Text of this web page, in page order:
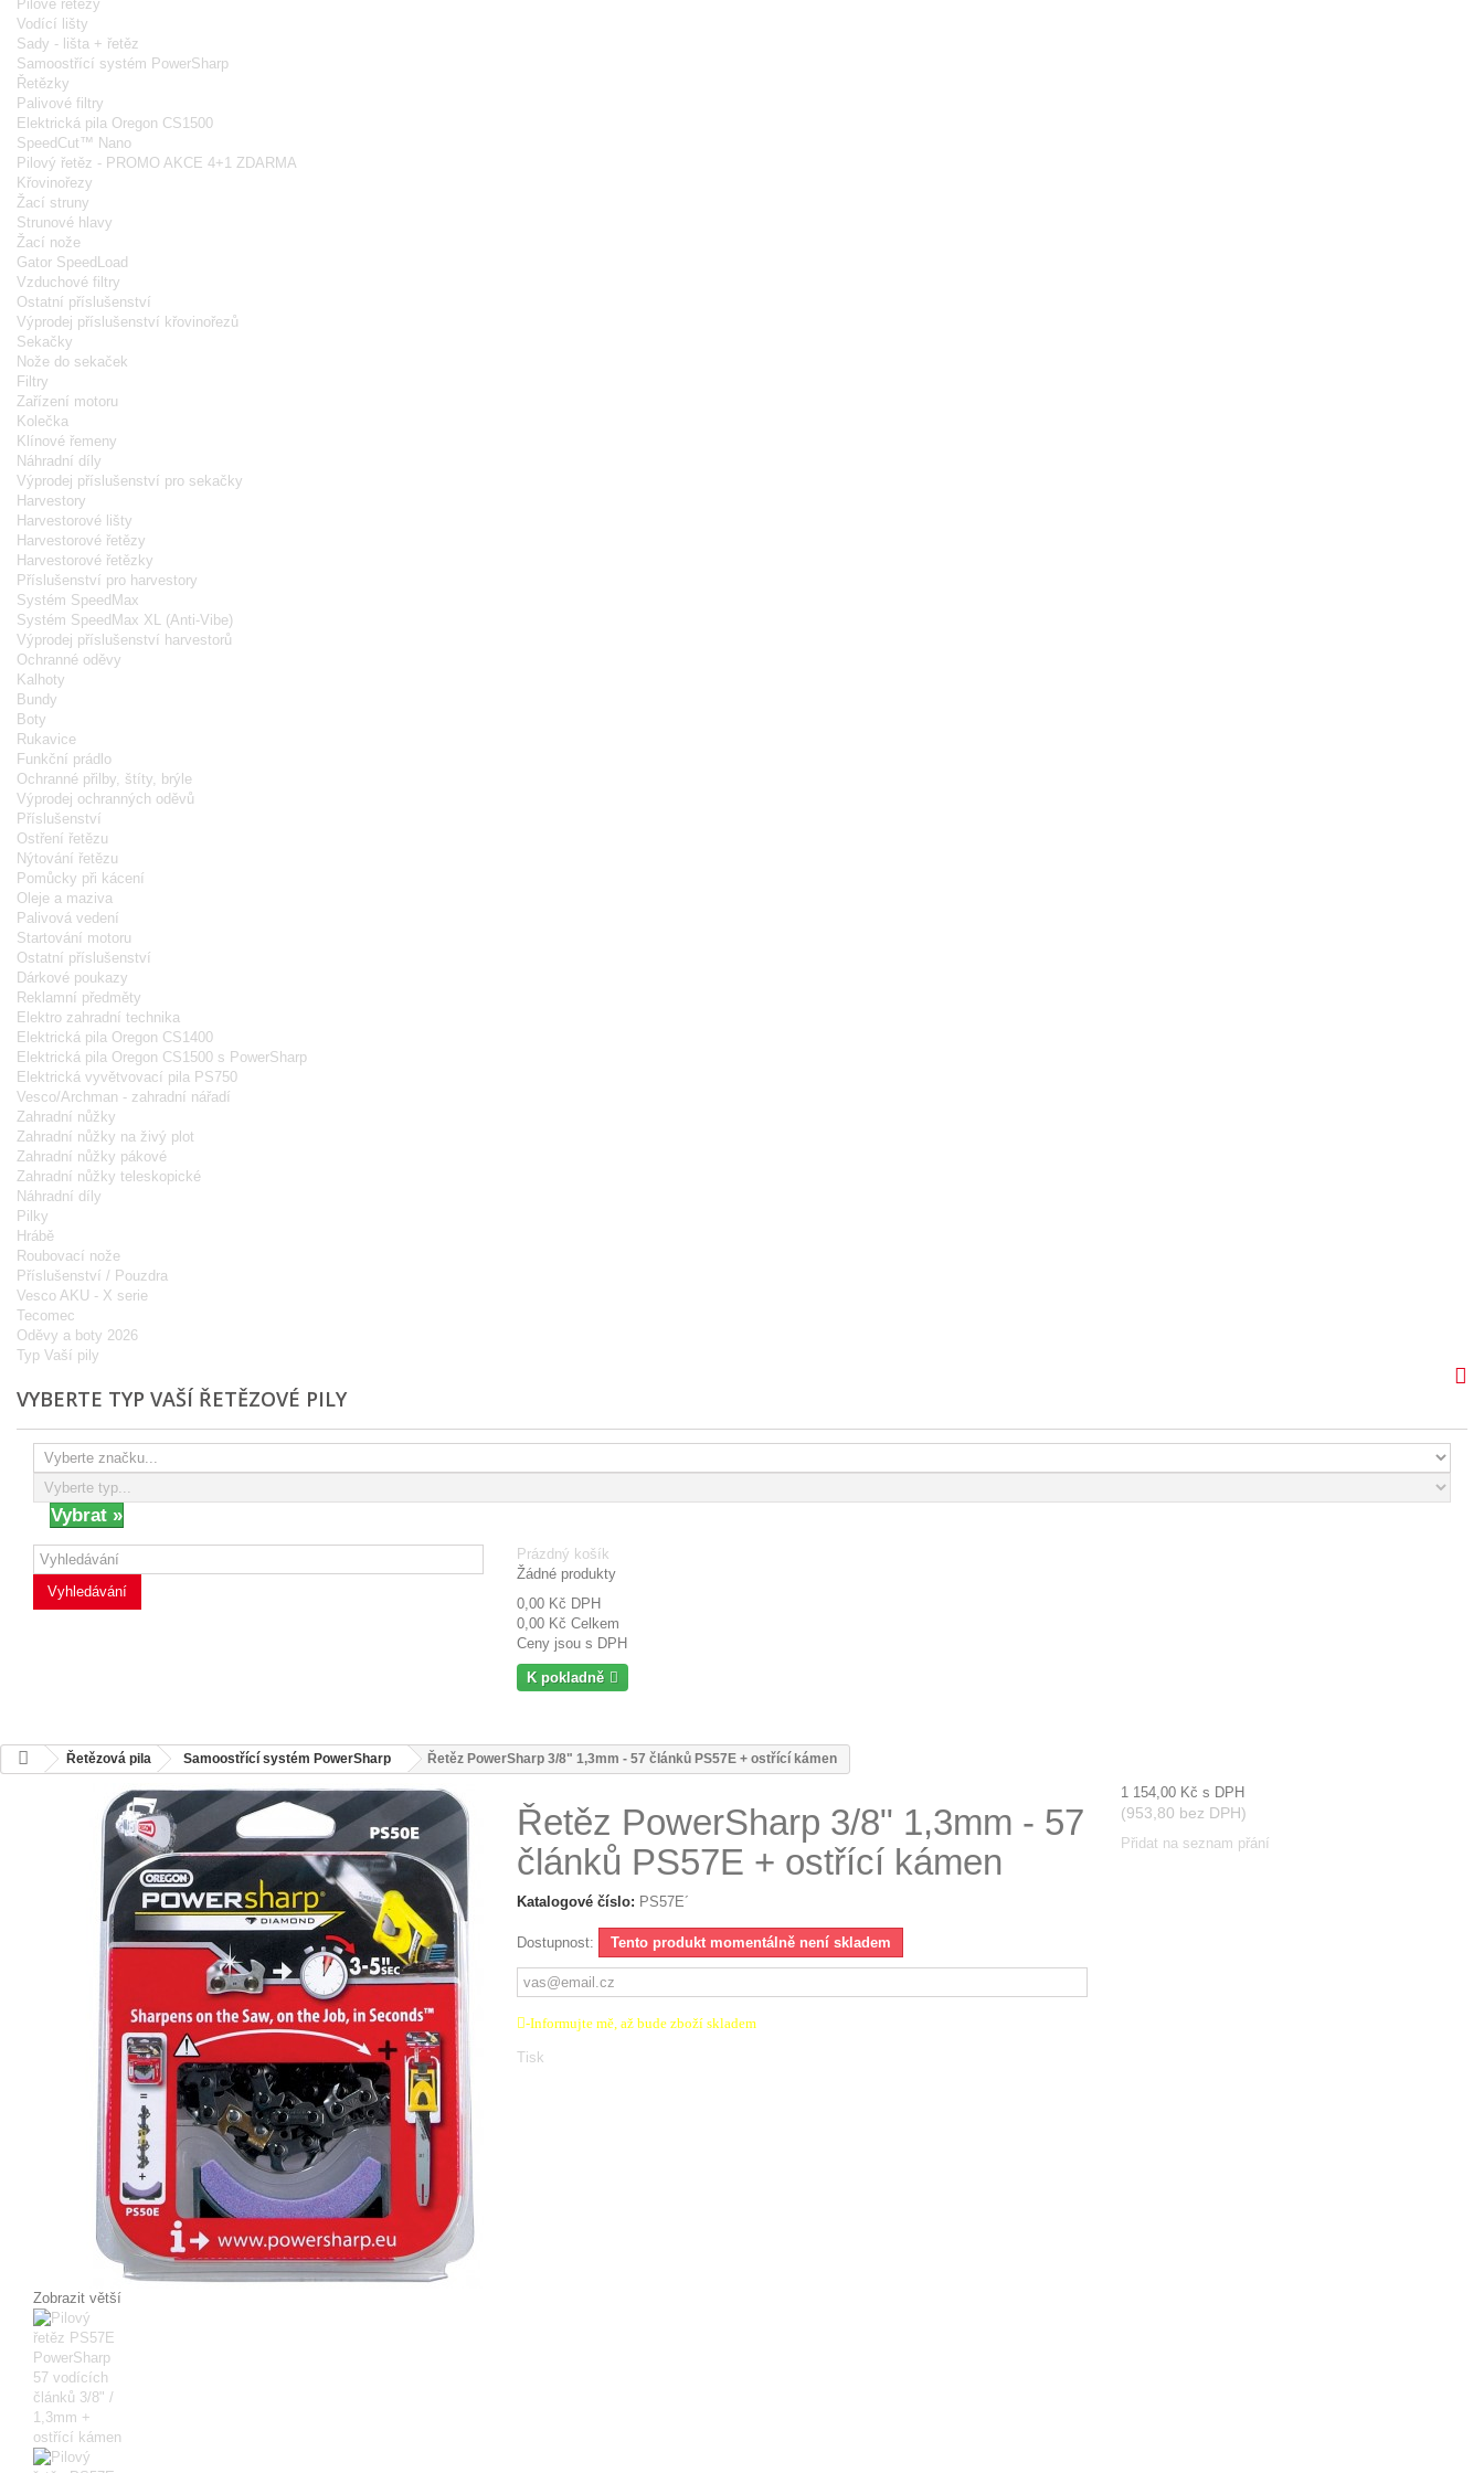
Pilové řetězy
Vodící lišty
Sady - lišta + řetěz
Samoostřící systém PowerSharp
Řetězky
Palivové filtry
Elektrická pila Oregon CS1500
SpeedCut™ Nano
Pilový řetěz - PROMO AKCE 4+1 ZDARMA
Křovinořezy
Žací struny
Strunové hlavy
Žací nože
Gator SpeedLoad
Vzduchové filtry
Ostatní příslušenství
Výprodej příslušenství křovinořezů
Sekačky
Nože do sekaček
Filtry
Zařízení motoru
Kolečka
Klínové řemeny
Náhradní díly
Výprodej příslušenství pro sekačky
Harvestory
Harvestorové lišty
Harvestorové řetězy
Harvestorové řetězky
Příslušenství pro harvestory
Systém SpeedMax
Systém SpeedMax XL (Anti-Vibe)
Výprodej příslušenství harvestorů
Ochranné oděvy
Kalhoty
Bundy
Boty
Rukavice
Funkční prádlo
Ochranné přilby, štíty, brýle
Výprodej ochranných oděvů
Příslušenství
Ostření řetězu
Nýtování řetězu
Pomůcky při kácení
Oleje a maziva
Palivová vedení
Startování motoru
Ostatní příslušenství
Dárkové poukazy
Reklamní předměty
Elektro zahradní technika
Elektrická pila Oregon CS1400
Elektrická pila Oregon CS1500 s PowerSharp
Elektrická vyvětvovací pila PS750
Vesco/Archman - zahradní nářadí
Zahradní nůžky
Zahradní nůžky na živý plot
Zahradní nůžky pákové
Zahradní nůžky teleskopické
Náhradní díly
Pilky
Hrábě
Roubovací nože
Příslušenství / Pouzdra
Vesco AKU - X serie
Tecomec
Oděvy a boty 2026
Typ Vaší pily
VYBERTE TYP VAŠÍ ŘETĚZOVÉ PILY
Vyhledávání
Prázdný košík
Žádné produkty
0,00 Kč DPH
0,00 Kč Celkem
Ceny jsou s DPH
K pokladně
Řetězová pila Samoostřící systém PowerSharp Řetěz PowerSharp 3/8" 1,3mm - 57 článků PS57E + ostřící kámen
Zobrazit větší
Řetěz PowerSharp 3/8" 1,3mm - 57
článků PS57E + ostřící kámen
Katalogové číslo: PS57E´
Dostupnost: Tento produkt momentálně není skladem
-Informujte mě, až bude zboží skladem
Tisk
1 154,00 Kč s DPH
(953,80 bez DPH)
Přidat na seznam přání